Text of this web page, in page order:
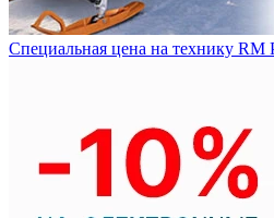
Специальная цена на технику RM